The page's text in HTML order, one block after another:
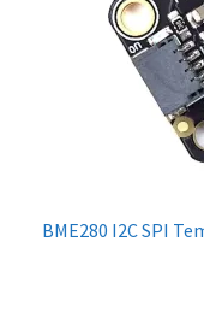
BME280 I2C SPI